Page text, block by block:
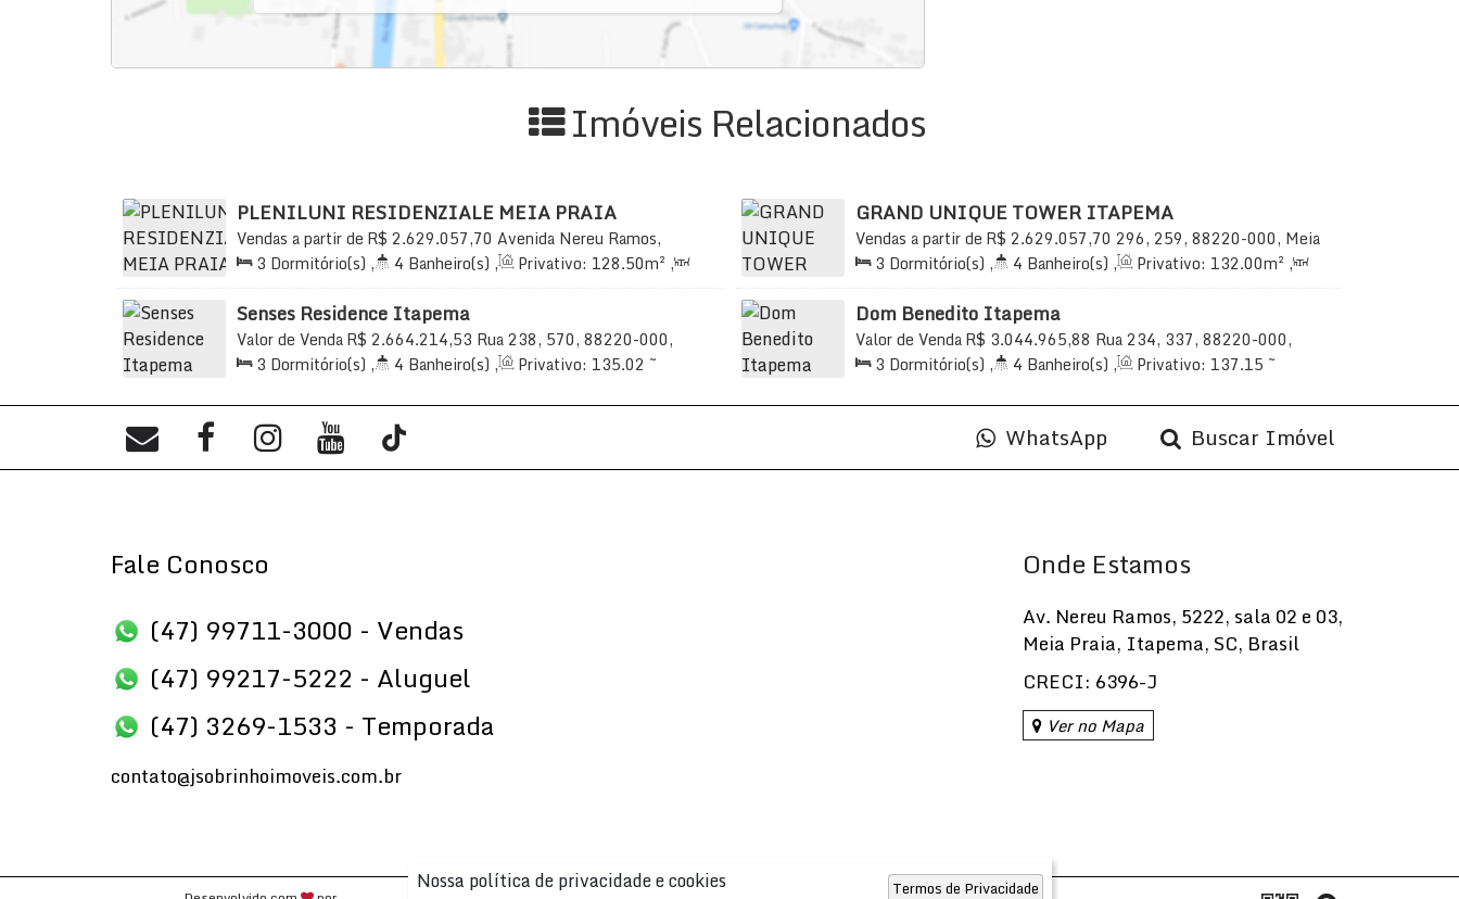
Nossa política de privacidade e cookies Termos de Privacidade
Imóveis Relacionados
PLENILUNI RESIDENZIALE MEIA PRAIA
R$ 2.629.057,70
Vendas a partir de Avenida Nereu Ramos,
6096, 88220-971, Meia Praia, Itapema, Santa Catarina, Brasil
3 Dormitório(s) , 4 Banheiro(s) , Privativo: 128.50m² ,
2 Sala(s), 3 Suíte(s), Total:220.00m², 3 Vaga(s) ,
Útil: 128.50 m²
GRAND UNIQUE TOWER ITAPEMA
R$ 2.629.057,70
Vendas a partir de 296, 259, 88220-000, Meia
Praia, Itapema, Santa Catarina, Brasil
3 Dormitório(s) , 4 Banheiro(s) , Privativo: 132.00m² ,
2 Sala(s), 2 ~ 3 Suíte(s), Total:245.00m², 2 Vaga(s) ,
Útil: 132 m²
Senses Residence Itapema
R$ 2.664.214,53
Valor de Venda Rua 238, 570, 88220-000,
Meia Praia, Itapema, Santa Catarina, Brasil
3 Dormitório(s) , 4 Banheiro(s) , Privativo: 135.02 ~
Vaga(s), Útil:137.00m²
Dom Benedito Itapema
R$ 3.044.965,88
Valor de Venda Rua 234, 337, 88220-000,
Meia Praia, Itapema, Santa Catarina, Brasil
3 Dormitório(s) , 4 Banheiro(s) , Privativo: 137.15 ~
Vaga(s), Útil:137.15m²
WhatsApp Buscar Imóvel
Fale Conosco
(47) 99711-3000 - Vendas
(47) 99217-5222 - Aluguel
(47) 3269-1533 - Temporada
contato@jsobrinhoimoveis.com.br
Onde Estamos
Av. Nereu Ramos, 5222, sala 02 e 03,
Meia Praia, Itapema, SC, Brasil
CRECI: 6396-J
Ver no Mapa